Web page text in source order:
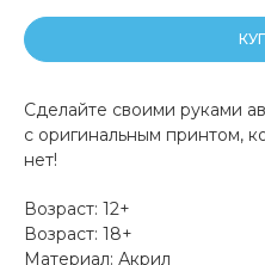
Сделайте своими руками
с оригинальным принтом,
нет!
Возраст: 12+
Возраст: 18+
Материал: Акрил